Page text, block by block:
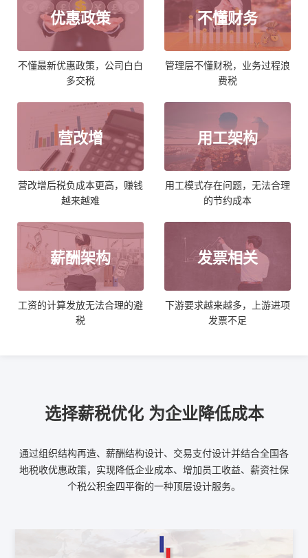
优惠政策
不懂最新优惠政策，公司白白
多交税
不懂财务
管理层不懂财税，业务过程浪
费税
营改增
营改增后税负成本更高，赚钱
越来越难
用工架构
用工模式存在问题，无法合理
的节约成本
薪酬架构
工资的计算发放无法合理的避
税
发票相关
下游要求越来越多，上游进项
发票不足
选择薪税优化 为企业降低成本
通过组织结构再造、薪酬结构设计、交易支付设计并结合全国各
地税收优惠政策，实现降低企业成本、增加员工收益、薪资社保
个税公积金四平衡的一种顶层设计服务。